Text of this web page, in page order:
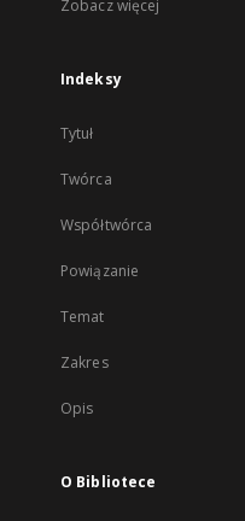
Zobacz więcej
Indeksy
Tytuł
Twórca
Współtwórca
Powiązanie
Temat
Zakres
Opis
O Bibliotece